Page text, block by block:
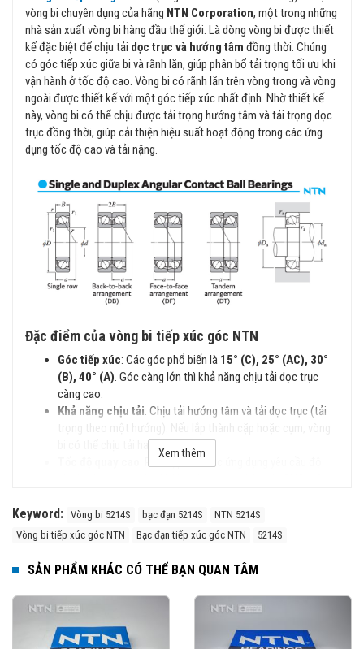
vòng bi chuyên dụng của hãng NTN Corporation, một trong những
nhà sản xuất vòng bi hàng đầu thế giới. Là dòng vòng bi được thiết
kế đặc biệt để chịu tải dọc trục và hướng tâm đồng thời. Chúng
có góc tiếp xúc giữa bi và rãnh lăn, giúp phân bổ tải trọng tối ưu khi
vận hành ở tốc độ cao. Vòng bi có rãnh lăn trên vòng trong và vòng
ngoài được thiết kế với một góc tiếp xúc nhất định. Nhờ thiết kế
này, vòng bi có thể chịu được tải trọng hướng tâm và tải trọng dọc
trục đồng thời, giúp cải thiện hiệu suất hoạt động trong các ứng
dụng tốc độ cao và tải nặng.
Đặc điểm của vòng bi tiếp xúc góc NTN
Góc tiếp xúc: Các góc phổ biến là 15° (C), 25° (AC), 30°
(B), 40° (A). Góc càng lớn thì khả năng chịu tải dọc trục
càng cao.
Khả năng chịu tải: Chịu tải hướng tâm và tải dọc trục (tải
bi có thể chịu tải hai hướng.
: Phù hợp cho các ứng dụng yêu cầu độ
Dạng bố trí: Có thể lắp đơn hoặc lắp thành bộ đôi (DB -
lưng đối lưng, DF - mặt đối mặt, DT - nối tiếp).
(Hybrid Bearings) giúp giảm ma sát, tăng tuổi thọ.
Các Loại vòng bi Tiếp Xúc Góc NTN
Vòng bi Tiếp Xúc Góc Một Dãy (Single Row Angular
Contact Ball Bearings)
Xem thêm
Keyword: Vòng bi 5214S bạc đạn 5214S
NTN 5214S
Vòng bi tiếp xúc góc NTN
Bạc đạn tiếp xúc góc NTN 5214S
SẢN PHẨM KHÁC CÓ THỂ BẠN QUAN TÂM